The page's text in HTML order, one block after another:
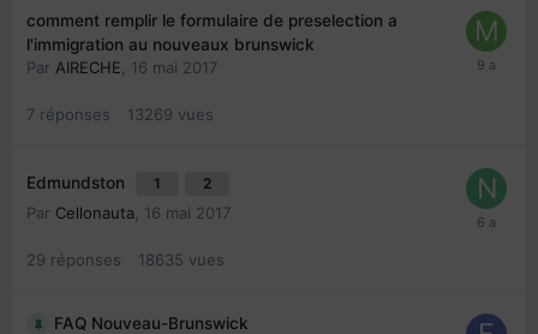
comment remplir le formulaire de preselection a
l'immigration au nouveaux brunswick
Par AIRECHE 16 mai 2017
7 réponses 13269 vues
Edmundston 1 2
Par Cellonauta 16 mai 2017
29 réponses 18635 vues
FAQ Nouveau-Brunswick